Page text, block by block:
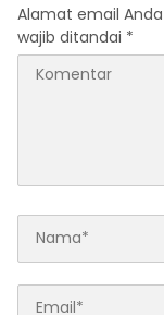
Alamat email
wajib ditandai *